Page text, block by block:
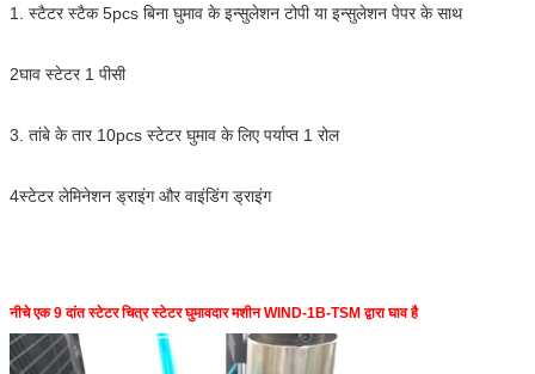
1. स्टैटर स्टैक 5pcs बिना घुमाव के इन्सुलेशन टोपी या इन्सुलेशन पेपर के साथ
2घाव स्टेटर 1 पीसी
3. तांबे के तार 10pcs स्टेटर घुमाव के लिए पर्याप्त 1 रोल
4स्टेटर लेमिनेशन ड्राइंग और वाइंडिंग ड्राइंग
नीचे एक 9 दांत स्टेटर चित्र स्टेटर घुमावदार मशीन WIND-1B-TSM द्वारा घाव है